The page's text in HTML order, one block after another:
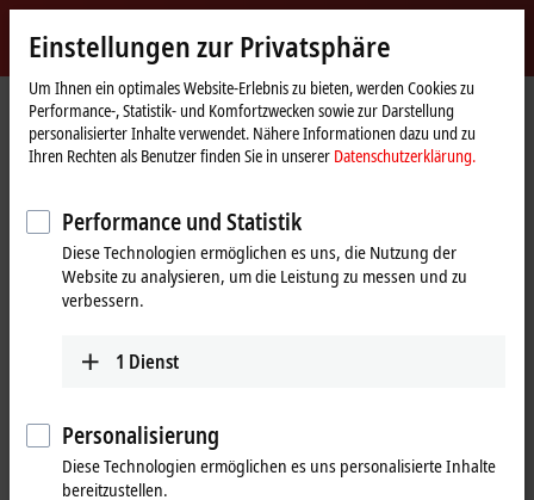
Beckhoff
-
New
Automation
Technology
myBeckhoff
StartseiteProdukte Automation
TwinSAFE
Produktfinder TwinSAFE Software
Um den Produktfinder zu verwenden, ist es erforderlich, ein Endgerät
mit einem größeren Display zu verwenden.
Tabellarische Produktübersicht
Nutzen Sie auf Ihrem Mobilgerät den tabellarischen Produktfinder,
um unser Inhaltsangebot abzurufen.
Tabellarische Produktübersicht
Einstellungen zur Privatsphäre
Um Ihnen ein optimales Website-Erlebnis zu bieten, werden Cookies zu
Performance-, Statistik- und Komfortzwecken sowie zur Darstellung
personalisierter Inhalte verwendet. Nähere Informationen dazu und zu
Ihren Rechten als Benutzer finden Sie in unserer Datenschutzerklärung.
Performance und Statistik
Diese Technologien ermöglichen es uns, die Nutzung der
Website zu analysieren, um die Leistung zu messen und zu
verbessern.
1 Dienst
Personalisierung
Diese Technologien ermöglichen es uns personalisierte Inhalte
bereitzustellen.